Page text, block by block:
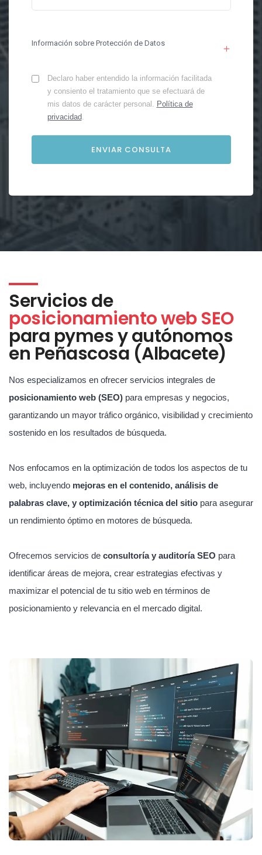
Información sobre Protección de Datos
Declaro haber entendido la información facilitada
y consiento el tratamiento que se efectuará de
mis datos de carácter personal. Política de
privacidad.
Servicios de
posicionamiento web SEO
para pymes y autónomos
en Peñascosa (Albacete)
Nos especializamos en ofrecer servicios integrales de
posicionamiento web (SEO) para empresas y negocios,
garantizando un mayor tráfico orgánico, visibilidad y crecimiento
sostenido en los resultados de búsqueda.
Nos enfocamos en la optimización de todos los aspectos de tu
web, incluyendo mejoras en el contenido, análisis de
palabras clave, y optimización técnica del sitio para asegurar
un rendimiento óptimo en motores de búsqueda.
Ofrecemos servicios de consultoría y auditoría SEO para
identificar áreas de mejora, crear estrategias efectivas y
maximizar el potencial de tu sitio web en términos de
posicionamiento y relevancia en el mercado digital.